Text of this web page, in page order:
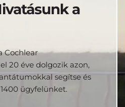
a
Cochlear
20 éve dolgozik azon,
segítse és
ügyfelünket.